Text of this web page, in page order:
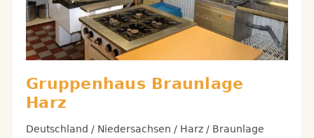
Gruppenhaus Braunlage
Harz
Deutschland / Niedersachsen / Harz / Braunlage